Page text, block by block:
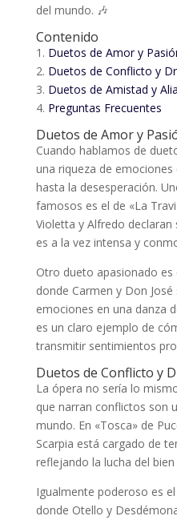
del mundo. 🎶
Contenido
1. Duetos de Amor y
2. Duetos de Conflicto y
3. Duetos de Amistad y
4. Preguntas Frecuentes
Duetos de Amor y
Cuando hablamos de
una riqueza de emociones
hasta la desesperación.
famosos es el de «La
Violetta y Alfredo
es a la vez intensa y
Otro dueto apasionado es
donde Carmen y Don
emociones en una danza
es un claro ejemplo de
transmitir sentimientos
Duetos de Conflicto y
La ópera no sería lo
que narran conflictos son
mundo. En «Tosca» de
Scarpia está cargado de
reflejando la lucha del
Igualmente poderoso es
donde Otello y